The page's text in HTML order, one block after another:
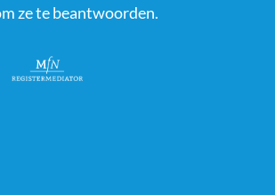
ze te beantwoorden.